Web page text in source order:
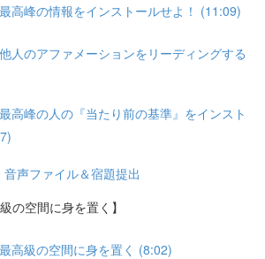
高峰の情報をインストールせよ！ (11:09)
人のアファメーションをリーディングする
高峰の人の『当たり前の基準』をインスト
声ファイル＆宿題提出
空間に身を置く】
高級の空間に身を置く (8:02)